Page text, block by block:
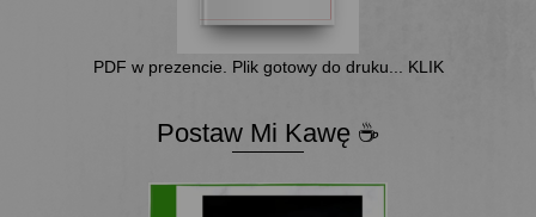
PDF w prezencie. Plik gotowy do druku... KLIK
Postaw Mi Kawę ☕